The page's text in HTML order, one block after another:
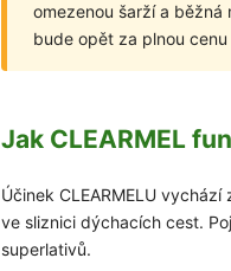
omezenou šarží a
bude opět za plnou
Jak CLEARMEL
Účinek CLEARMELU
ve sliznici dýchacích cest.
superlativů.